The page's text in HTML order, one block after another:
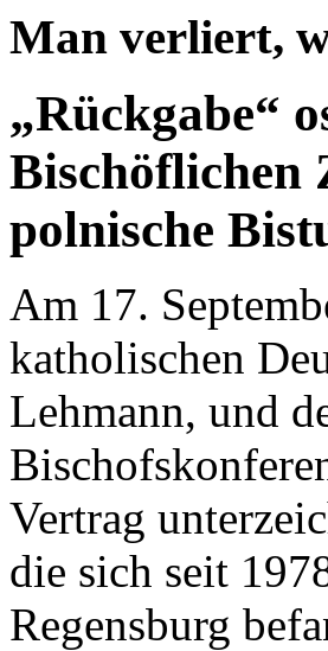
Man verliert,
„Rückgabe“
Bischöflichen
polnische
Am 17.
katholischen
Lehmann, und
Vertrag
die sich seit
Regensburg